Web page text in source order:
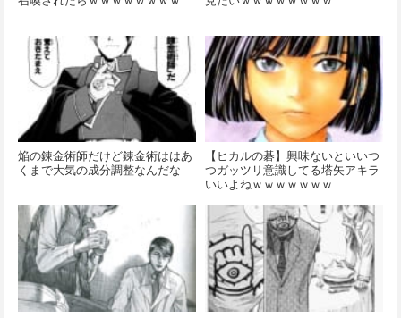
焔の錬金術師だけど錬金術ははあ
くまで大気の成分調整なんだな
【ヒカルの碁】興味ないといいつ
つガッツリ意識してる塔矢アキラ
いいよねｗｗｗｗｗｗｗ